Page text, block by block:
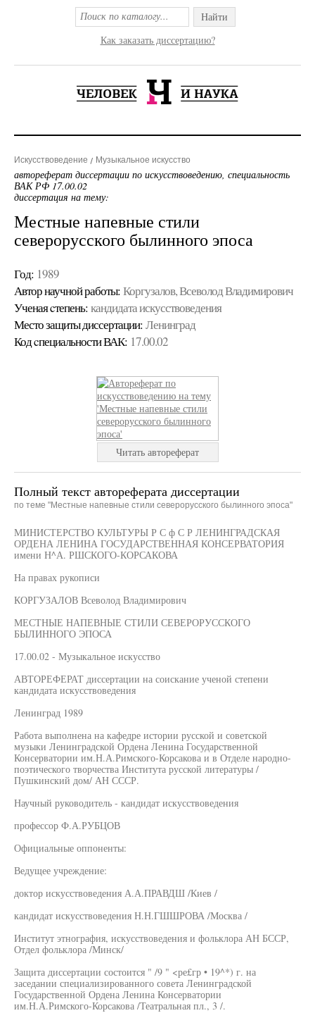
Найти
Как заказать диссертацию?
Искусствоведение Музыкальное искусство
автореферат диссертации по искусствоведению, специальность
ВАК РФ 17.00.02
диссертация на тему:
Местные напевные стили
северорусского былинного эпоса
Год: 1989
Автор научной работы: Коргузалов, Всеволод Владимирович
Ученая cтепень: кандидата искусствоведения
Место защиты диссертации: Ленинград
Код cпециальности ВАК: 17.00.02
Читать автореферат
Полный текст автореферата диссертации
по теме "Местные напевные стили северорусского былинного эпоса"
МИНИСТЕРСТВО КУЛЬТУРЫ Р С ф С Р ЛЕНИНГРАДСКАЯ
ОРДЕНА ЛЕНИНА ГОСУДАРСТВЕННАЯ КОНСЕРВАТОРИЯ
имени Н^А. РШСКОГО-КОРСАКОВА
На правах рукописи
КОРГУЗАЛОВ Всеволод Владимирович
МЕСТНЫЕ НАПЕВНЫЕ СТИЛИ СЕВЕРОРУССКОГО
БЫЛИННОГО ЭПОСА
17.00.02 - Музыкальное искусство
АВТОРЕФЕРАТ диссертации на соискание ученой степени
кандидата искусствоведения
Ленинград 1989
Работа выполнена на кафедре истории русской и советской
музыки Ленинградской Ордена Ленина Государственной
Консерватории им.Н.А.Римского-Корсакова и в Отделе народно-
поэтического творчества Института русской литературы /
Пушкинский дом/ АН СССР.
Научный руководитель - кандидат искусствоведения
профессор Ф.А.РУБЦОВ
Официальные оппоненты:
Ведущее учреждение:
доктор искусствоведения А.А.ПРАВДШ /Киев /
кандидат искусствоведения Н.Н.ГШШРОВА /Москва /
Институт этнография, искусствоведения и фольклора АН БССР,
Отдел фольклора /Минск/
Защита диссертации состоится " /9 " <ре£гр • 19^*) г. на
заседании специализированного совета Ленинградской
Государственной Ордена Ленина Консерватории
им.Н.А.Римского-Корсакова /Театральная пл., 3 /.